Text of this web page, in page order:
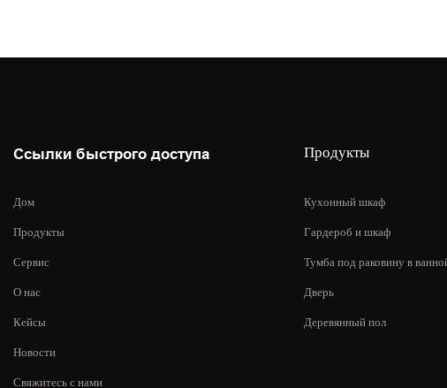
Ссылки быстрого доступа
Дом
Продукты
Сервис
О нас
Кейсы
Новости
Свяжитесь с нами
Продукты
Кухонный шкаф
Гардероб и шкаф
Тумба под раковину в
Дверь
Деревянный пол